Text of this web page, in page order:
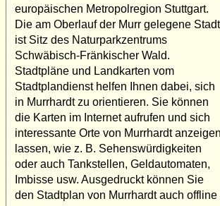
europäischen Metropolregion Stuttgart.
Die am Oberlauf der Murr gelegene Stadt
ist Sitz des Naturparkzentrums
Schwäbisch-Fränkischer Wald.
Stadtpläne und Landkarten vom
Stadtplandienst helfen Ihnen dabei, sich
in Murrhardt zu orientieren. Sie können
die Karten im Internet aufrufen und sich
interessante Orte von Murrhardt anzeigen
lassen, wie z. B. Sehenswürdigkeiten
oder auch Tankstellen, Geldautomaten,
Imbisse usw. Ausgedruckt können Sie
den Stadtplan von Murrhardt auch offline